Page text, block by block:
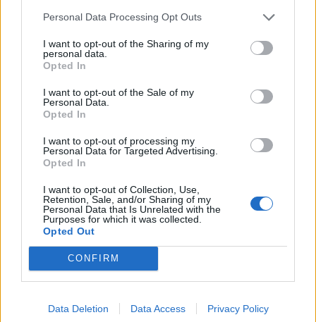
Personal Data Processing Opt Outs
I want to opt-out of the Sharing of my
personal data.
Opted In
I want to opt-out of the Sale of my
Personal Data.
Opted In
I want to opt-out of processing my
Personal Data for Targeted Advertising.
Opted In
I want to opt-out of Collection, Use,
Retention, Sale, and/or Sharing of my
Personal Data that Is Unrelated with the
Purposes for which it was collected.
Opted Out
CONFIRM
Data Deletion Data Access Privacy Policy
Egy call-girl titkos naplója Blinky Bill kalandjai
SOROZAT SOROZAT